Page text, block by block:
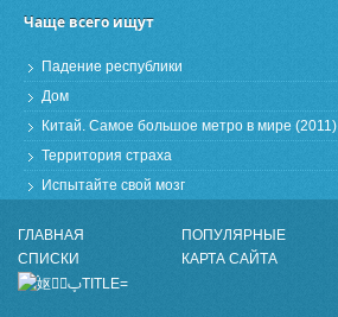
Чаще всего ищут
Падение республики
Дом
Китай. Самое большое метро в мире (2011)
Территория страха
Испытайте свой мозг
ГЛАВНАЯ ПОПУЛЯРНЫЕ
СПИСКИ
КАРТА САЙТА